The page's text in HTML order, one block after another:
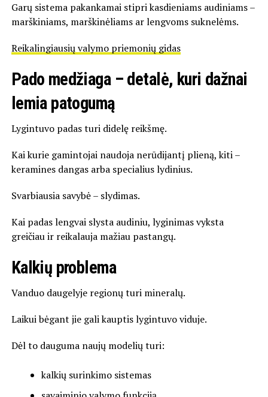
Garų sistema pakankamai stipri kasdieniams audiniams –
marškiniams, marškinėliams ar lengvoms suknelėms.
Reikalingiausių valymo priemonių gidas
Pado medžiaga – detalė, kuri dažnai
lemia patogumą
Lygintuvo padas turi didelę reikšmę.
Kai kurie gamintojai naudoja nerūdijantį plieną, kiti –
keramines dangas arba specialius lydinius.
Svarbiausia savybė – slydimas.
Kai padas lengvai slysta audiniu, lyginimas vyksta
greičiau ir reikalauja mažiau pastangų.
Kalkių problema
Vanduo daugelyje regionų turi mineralų.
Laikui bėgant jie gali kauptis lygintuvo viduje.
Dėl to dauguma naujų modelių turi:
kalkių surinkimo sistemas